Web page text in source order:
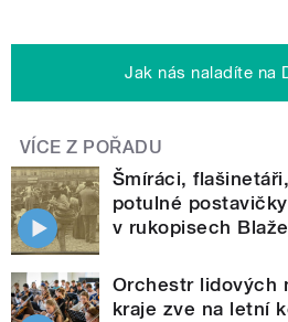
Jak nás naladíte na
VÍCE Z POŘADU
Šmíráci,
potulné
v rukopisech
Orchestr lidových
kraje zve na letní